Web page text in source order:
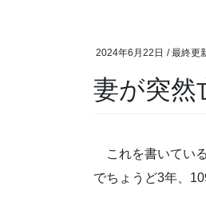
2024年6月22日 / 最終更
妻が突然
これを書いてい
でちょうど3年、